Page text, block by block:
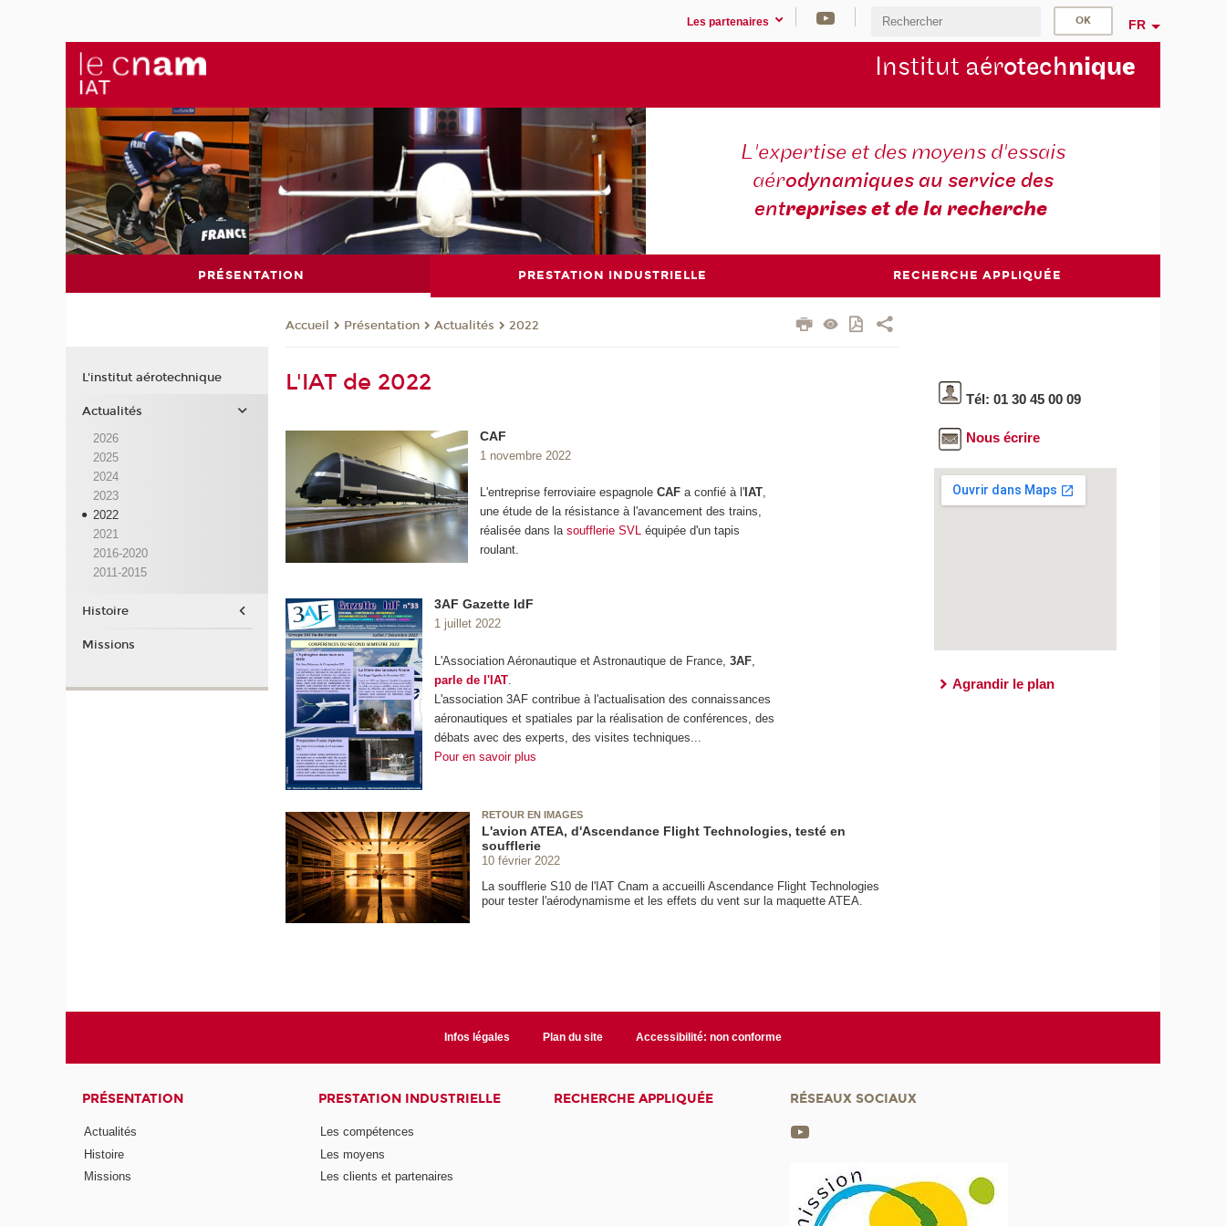
Les partenaires FR
Institut aérotechnique
L'expertise et des moyens d'essais
aérodynamiques au service des
entreprises et de la recherche
PRÉSENTATION PRESTATION INDUSTRIELLE RECHERCHE APPLIQUÉE
Accueil Présentation Actualités 2022
L'IAT de 2022
CAF
1 novembre 2022
L'entreprise ferroviaire espagnoleCAF a confié à l' IAT,
une étude de la résistance à l'avancement des trains,
réalisée dans lasoufflerie SVL équipée d'un tapis
roulant.
3AF Gazette IdF
1 juillet 2022
L'Association Aéronautique et Astronautique de France,3AF
parle de l'IAT
L'association 3AF contribue à l'actualisation des connaissances
aéronautiques et spatiales par la réalisation de conférences, des
débats avec des experts, des visites techniques...
Pour en savoir plus
RETOUR EN IMAGES
L'avion ATEA, d'Ascendance Flight Technologies, testé en
soufflerie
10 février 2022
La soufflerie S10 de l'IAT Cnam a accueilli Ascendance Flight Technologies
pour tester l'aérodynamisme et les effets du vent sur la maquette ATEA.
Tél: 01 30 45 00 09
Nous écrire
Agrandir le plan
L'institut aérotechnique
Actualités
2026
2025
2024
2023
2022
2021
2016-2020
2011-2015
Histoire
Missions
Infos légales Plan du site Accessibilité: non conforme
PRÉSENTATION
Actualités
Histoire
Missions
PRESTATION INDUSTRIELLE
Les compétences
Les moyens
Les clients et partenaires
RECHERCHE APPLIQUÉE RÉSEAUX SOCIAUX